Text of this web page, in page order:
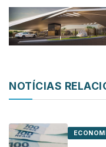
NOTÍCIAS